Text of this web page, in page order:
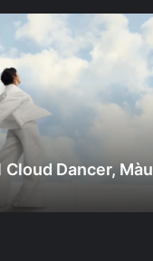
Cloud Dancer, Màu